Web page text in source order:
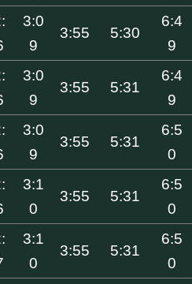
3:0
9
3:55 5:30
6:4
9
3:0
9
3:55 5:31
6:4
9
3:0
9
3:55 5:31
6:5
0
3:1
0
3:55 5:31
6:5
0
3:1
0
3:55 5:31
6:5
0